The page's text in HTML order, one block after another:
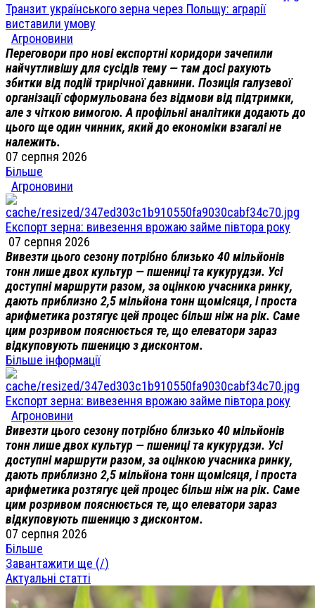
Транзит українського зерна через Польщу: аграрії
виставили умову
Агроновини
Переговори про нові експортні коридори зачепили
найчутливішу для сусідів тему — там досі рахують
збитки від подій трирічної давнини. Позиція галузевої
організації сформульована без відмови від підтримки,
але з чіткою вимогою. А профільні аналітики додають до
цього ще один чинник, який до економіки взагалі не
належить.
07 серпня 2026
Більше
Агроновини
Експорт зерна: вивезення врожаю займе півтора року
07 серпня 2026
Вивезти цього сезону потрібно близько 40 мільйонів
тонн лише двох культур — пшениці та кукурудзи. Усі
доступні маршрути разом, за оцінкою учасника ринку,
дають приблизно 2,5 мільйона тонн щомісяця, і проста
арифметика розтягує цей процес більш ніж на рік. Саме
цим розривом пояснюється те, що елеватори зараз
відкуповують пшеницю з дисконтом.
Більше інформації
Експорт зерна: вивезення врожаю займе півтора року
Агроновини
Вивезти цього сезону потрібно близько 40 мільйонів
тонн лише двох культур — пшениці та кукурудзи. Усі
доступні маршрути разом, за оцінкою учасника ринку,
дають приблизно 2,5 мільйона тонн щомісяця, і проста
арифметика розтягує цей процес більш ніж на рік. Саме
цим розривом пояснюється те, що елеватори зараз
відкуповують пшеницю з дисконтом.
07 серпня 2026
Більше
Завантажити ще (/)
Актуальні статті